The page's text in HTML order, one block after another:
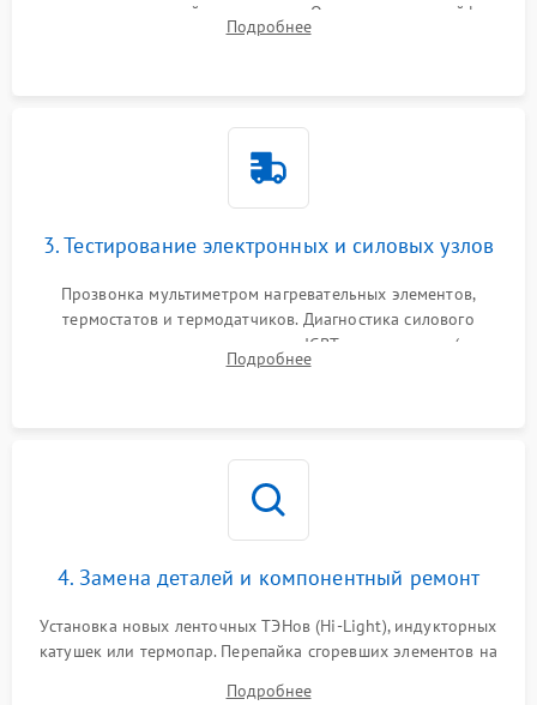
стеклокерамической поверхности. Отсоединение шлейфов
сенсорного блока для доступа к силовым платам, катушкам
Подробнее
3. Тестирование электронных и силовых узлов
Прозвонка мультиметром нагревательных элементов,
термостатов и термодатчиков. Диагностика силового
модуля, реле, диодных мостов и IGBT-транзисторов (для
индукции). Проверка кранов и газ-контроля (для газовых
Подробнее
4. Замена деталей и компонентный ремонт
Установка новых ленточных ТЭНов (Hi-Light), индукторных
катушек или термопар. Перепайка сгоревших элементов на
Подробнее